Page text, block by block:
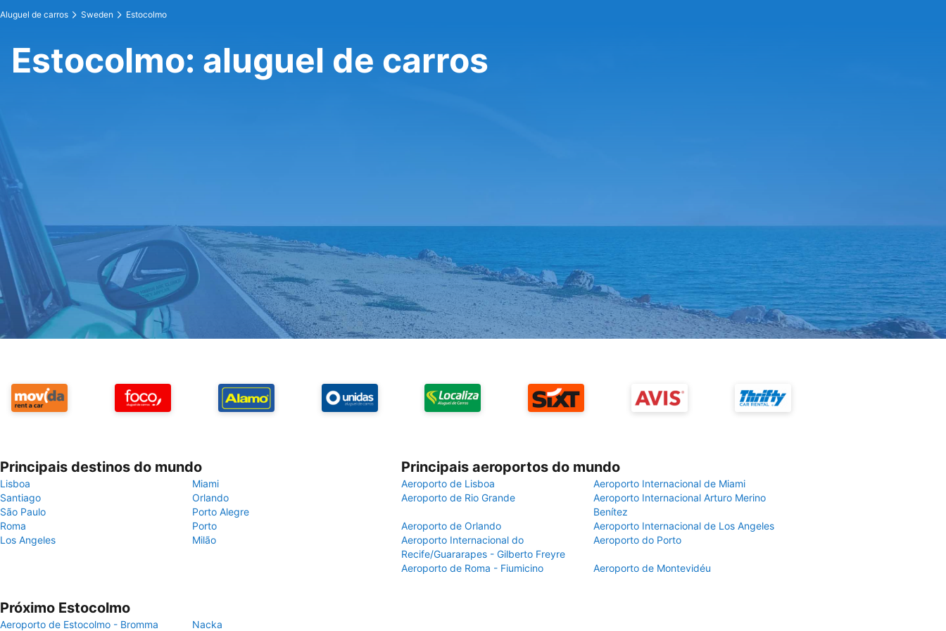
Aluguel de carros Sweden Estocolmo
Estocolmo: aluguel de carros
Principais destinos do mundo
Lisboa
Miami
Santiago
Orlando
São Paulo
Porto Alegre
Roma
Porto
Los Angeles
Milão
Principais aeroportos do mundo
Aeroporto de Lisboa
Aeroporto Internacional de Miami
Aeroporto de Rio Grande
Aeroporto Internacional Arturo Merino
Benítez
Aeroporto de Orlando
Aeroporto Internacional de Los Angeles
Aeroporto Internacional do
Recife/Guararapes - Gilberto Freyre
Aeroporto do Porto
Aeroporto de Roma - Fiumicino Aeroporto de Montevidéu
Próximo Estocolmo
Aeroporto de Estocolmo - Bromma Nacka